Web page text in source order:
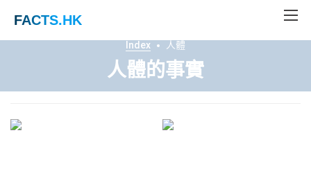
FACTS.HK
Index 人體
人體的事實